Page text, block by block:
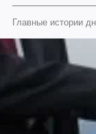
Главные истории